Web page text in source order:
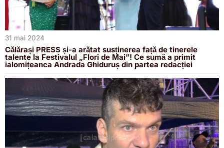
31 mai 2024
Călărași PRESS și-a arătat susținerea față de tinerele
talente la Festivalul „Flori de Mai”! Ce sumă a primit
ialomițeanca Andrada Ghiduruș din partea redacției